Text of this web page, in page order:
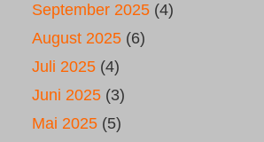
September 2025 (4)
August 2025 (6)
Juli 2025 (4)
Juni 2025 (3)
Mai 2025 (5)